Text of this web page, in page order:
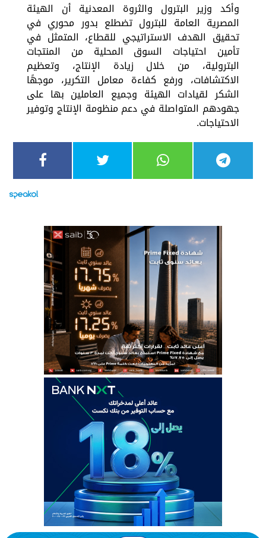
وأكد وزير البترول والثروة المعدنية أن الهيئة
المصرية العامة للبترول تضطلع بدور محوري في
تحقيق الهدف الاستراتيجي للقطاع، المتمثل في
تأمين احتياجات السوق المحلية من المنتجات
البترولية، من خلال زيادة الإنتاج، وتعظيم
الاكتشافات، ورفع كفاءة معامل التكرير، موجهًا
الشكر لقيادات الهيئة وجميع العاملين بها على
جهودهم المتواصلة في دعم منظومة الإنتاج وتوفير
الاحتياجات.